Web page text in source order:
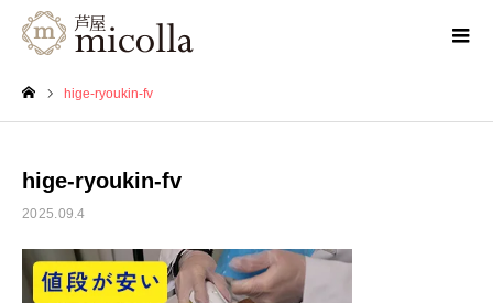
hige-ryoukin-fv
hige-ryoukin-fv
2025.09.4